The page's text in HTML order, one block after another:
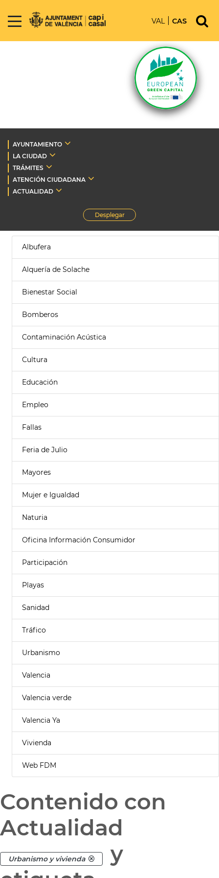
VAL CAS
AYUNTAMIENTO
LA CIUDAD
TRÁMITES
ATENCIÓN CIUDADANA
ACTUALIDAD
Desplegar
Albufera
Alquería de Solache
Bienestar Social
Bomberos
Contaminación Acústica
Cultura
Educación
Empleo
Fallas
Feria de Julio
Mayores
Mujer e Igualdad
Naturia
Oficina Información Consumidor
Participación
Playas
Sanidad
Tráfico
Urbanismo
Valencia
Valencia verde
Valencia Ya
Vivienda
Web FDM
Contenido con
Actualidad
Urbanismo y vivienda
y